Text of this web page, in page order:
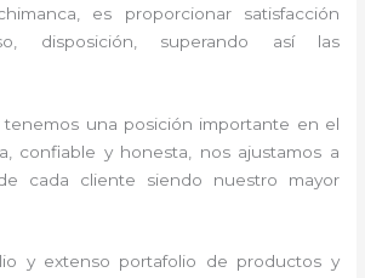
es proporcionar satisfacción
disposición, superando así las
tenemos una posición importante en el
confiable y honesta, nos ajustamos a
cada cliente siendo nuestro mayor
y extenso portafolio de productos y